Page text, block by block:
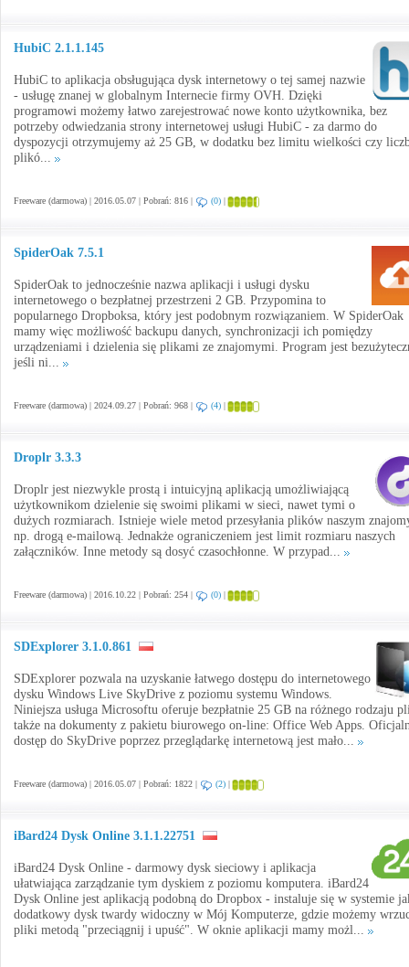
HubiC 2.1.1.145
HubiC to aplikacja obsługująca dysk internetowy o tej samej nazwie
- usługę znanej w globalnym Internecie firmy OVH. Dzięki
programowi możemy łatwo zarejestrować nowe konto użytkownika, bez
potrzeby odwiedzania strony internetowej usługi HubiC - za darmo do
dyspozycji otrzymujemy aż 25 GB, w dodatku bez limitu wielkości czy
plikó...
Freeware (darmowa) | 2016.05.07 | Pobrań: 816 | (0) |
SpiderOak 7.5.1
SpiderOak to jednocześnie nazwa aplikacji i usługi dysku
internetowego o bezpłatnej przestrzeni 2 GB. Przypomina to
popularnego Dropboksa, który jest podobnym rozwiązaniem. W SpiderOak
mamy więc możliwość backupu danych, synchronizacji ich pomiędzy
urządzeniami i dzielenia się plikami ze znajomymi. Program jest
jeśli ni...
Freeware (darmowa) | 2024.09.27 | Pobrań: 968 | (4) |
Droplr 3.3.3
Droplr jest niezwykle prostą i intuicyjną aplikacją umożliwiającą
użytkownikom dzielenie się swoimi plikami w sieci, nawet tymi o
dużych rozmiarach. Istnieje wiele metod przesyłania plików naszym
np. drogą e-mailową. Jednakże ograniczeniem jest limit rozmiaru naszych
załączników. Inne metody są dosyć czasochłonne. W przypad...
Freeware (darmowa) | 2016.10.22 | Pobrań: 254 | (0) |
SDExplorer 3.1.0.861
SDExplorer pozwala na uzyskanie łatwego dostępu do internetowego
dysku Windows Live SkyDrive z poziomu systemu Windows.
Niniejsza usługa Microsoftu oferuje bezpłatnie 25 GB na różnego rodzaju
także na dokumenty z pakietu biurowego on-line: Office Web Apps.
dostęp do SkyDrive poprzez przeglądarkę internetową jest mało...
Freeware (darmowa) | 2016.05.07 | Pobrań: 1822 | (2) |
iBard24 Dysk Online 3.1.1.22751
iBard24 Dysk Online - darmowy dysk sieciowy i aplikacja
ułatwiająca zarządzanie tym dyskiem z poziomu komputera. iBard24
Dysk Online jest aplikacją podobną do Dropbox - instaluje się w systemie
dodatkowy dysk twardy widoczny w Mój Komputerze, gdzie możemy
pliki metodą "przeciągnij i upuść". W oknie aplikacji mamy możl...